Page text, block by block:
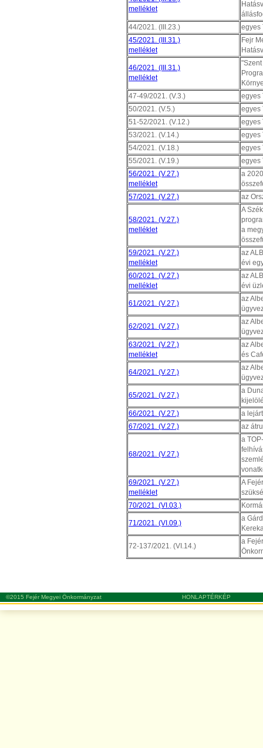
melléklet
44/2021. (III.23.)
egyes
45/2021. (III.31.)
melléklet
Fejr
46/2021. (III.31.)
melléklet
47-49/2021. (V.3.)
egyes
50/2021. (V.5.)
egyes
51-52/2021. (V.12.)
egyes
53/2021. (V.14.)
egyes
54/2021. (V.18.)
egyes
55/2021. (V.19.)
egyes
56/2021. (V.27.)
melléklet
a
57/2021. (V.27.)
az
58/2021. (V.27.)
melléklet
A
a
59/2021. (V.27.)
melléklet
az
évi
60/2021. (V.27.)
melléklet
az
évi
61/2021. (V.27.)
az
62/2021. (V.27.)
az
63/2021. (V.27.)
melléklet
az
és
64/2021. (V.27.)
az
65/2021. (V.27.)
a
66/2021. (V.27.)
a
67/2021. (V.27.)
az
68/2021. (V.27.)
a
69/2021. (V.27.)
melléklet
A
70/2021. (VI.03.)
71/2021. (VI.09.)
a
72-137/2021. (VI.14.)
a
©2015 Fejér Megyei Önkormányzat HONLAPTÉRKÉP